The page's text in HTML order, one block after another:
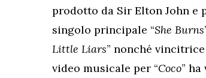
prodotto da Sir Elton John e
singolo principale “She Burns
Little Liars” nonché
video musicale per “Coco”